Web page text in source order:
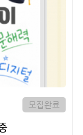
모집완료